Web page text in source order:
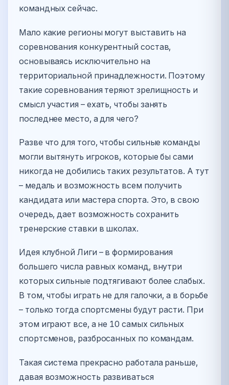
командных сейчас.
Мало какие регионы могут выставить на
соревнования конкурентный состав,
основываясь исключительно на
территориальной принадлежности. Поэтому
такие соревнования теряют зрелищность и
смысл участия – ехать, чтобы занять
последнее место, а для чего?
Разве что для того, чтобы сильные команды
могли вытянуть игроков, которые бы сами
никогда не добились таких результатов. А тут
– медаль и возможность всем получить
кандидата или мастера спорта. Это, в свою
очередь, дает возможность сохранить
тренерские ставки в школах.
Идея клубной Лиги – в формирования
большего числа равных команд, внутри
которых сильные подтягивают более слабых.
В том, чтобы играть не для галочки, а в борьбе
– только тогда спортсмены будут расти. При
этом играют все, а не 10 самых сильных
спортсменов, разбросанных по командам.
Такая система прекрасно работала раньше,
давая возможность развиваться